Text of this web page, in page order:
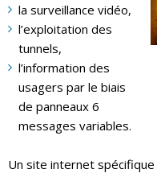
la surveillance vidéo,
l’exploitation des
tunnels,
l’information des
usagers par le biais
de panneaux 6
messages variables.
Un site internet spécifique